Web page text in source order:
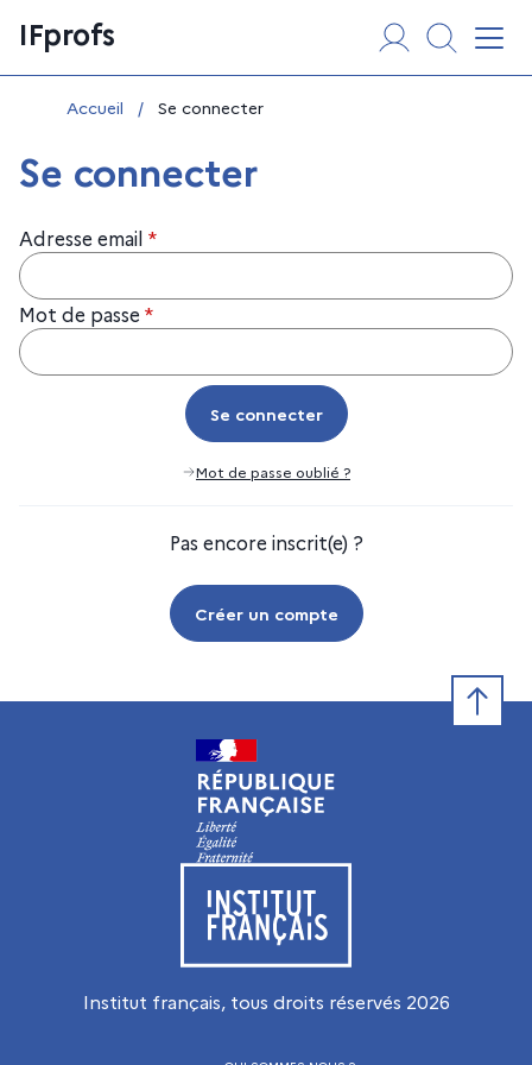
au
contenu
IFprofs
Vous êtes ici :
Accueil / Se connecter
Se connecter
Adresse email *
Mot de passe *
Se connecter
Se connecter
Mot de passe oublié ?
Pas encore inscrit(e) ?
Créer un compte
Visiter le site de l’Institut français
Institut français, tous droits réservés 2026